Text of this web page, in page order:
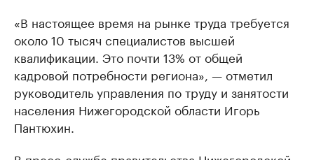
«В настоящее время на рынке труда требуется
около 10 тысяч специалистов высшей
квалификации. Это почти 13% от общей
кадровой потребности региона», — отметил
руководитель управления по труду и занятости
населения Нижегородской области Игорь
Пантюхин.